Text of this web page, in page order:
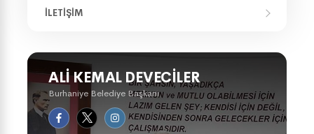
İLETIŞIM
ALI KEMAL DEVECILER
Burhaniye Belediye Başkanı